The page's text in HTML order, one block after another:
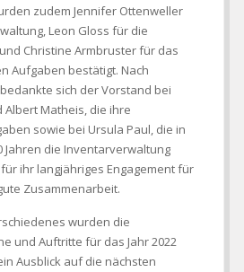
zudem Jennifer Ottenweller
Leon Gloss für die
Christine Armbruster für das
Aufgaben bestätigt. Nach
sich der Vorstand bei
Albert Matheis, die ihre
sowie bei Ursula Paul, die in
Jahren die Inventarverwaltung
ihr langjähriges Engagement für
Zusammenarbeit.
wurden die
und Auftritte für das Jahr 2022
Ausblick auf die nächsten